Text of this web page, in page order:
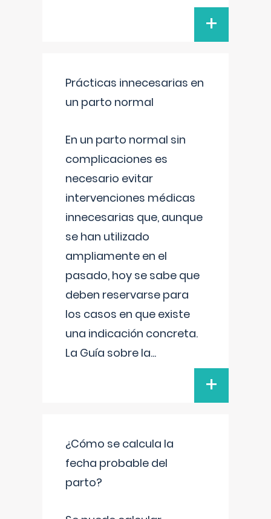
+
Prácticas innecesarias en
un parto normal
En un parto normal sin
complicaciones es
necesario evitar
intervenciones médicas
innecesarias que, aunque
se han utilizado
ampliamente en el
pasado, hoy se sabe que
deben reservarse para
los casos en que existe
una indicación concreta.
La Guía sobre la...
+
¿Cómo se calcula la
fecha probable del
parto?